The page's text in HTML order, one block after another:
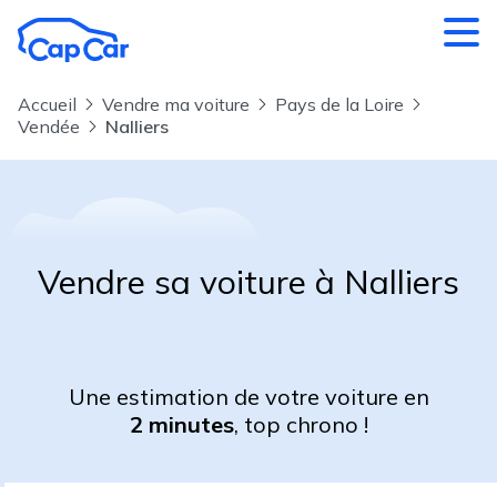
Accueil Vendre ma voiture
Pays de la Loire
Vendée
Nalliers
Vendre sa voiture à Nalliers
Une estimation de votre voiture en
2 minutes, top chrono !